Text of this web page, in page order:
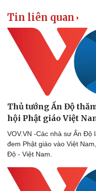
Tin liên quan
Thủ tướng Ấn Độ
hội Phật giáo Việt
VOV.VN -Các nhà sư Ấn Độ
đem Phật giáo vào Việt
Độ - Việt Nam.